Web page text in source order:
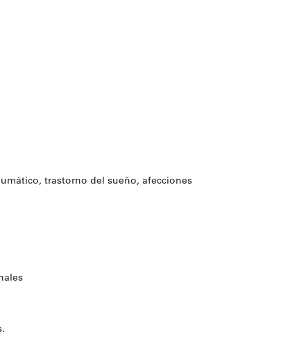
trastorno del sueño, afecciones